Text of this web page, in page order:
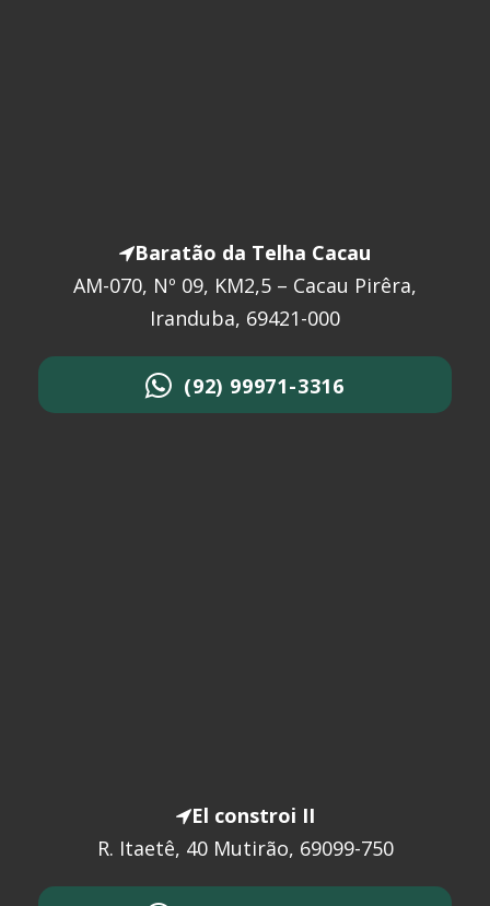
Baratão da Telha Cacau
AM-070, Nº 09, KM2,5 – Cacau Pirêra,
Iranduba, 69421-000
(92) 99971-3316
El constroi II
R. Itaetê, 40 Mutirão, 69099-750